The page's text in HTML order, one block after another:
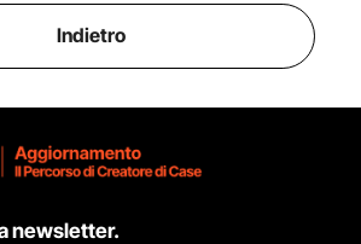
Indietro
newsletter.